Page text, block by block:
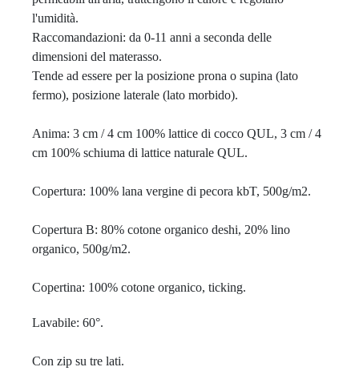
l'umidità.
Raccomandazioni: da 0-11 anni a seconda delle
dimensioni del materasso.
Tende ad essere per la posizione prona o supina (lato
fermo), posizione laterale (lato morbido).
Anima: 3 cm / 4 cm 100% lattice di cocco QUL, 3 cm / 4
cm 100% schiuma di lattice naturale QUL.
Copertura: 100% lana vergine di pecora kbT, 500g/m2.
Copertura B: 80% cotone organico deshi, 20% lino
organico, 500g/m2.
Lavabile: 60°.
Con zip su tre lati.